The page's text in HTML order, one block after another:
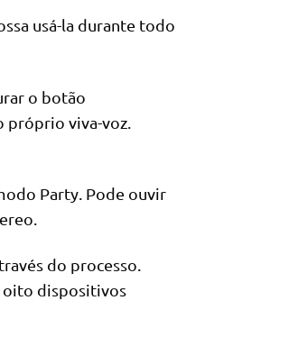
usá-la durante todo
o botão
próprio viva-voz.
Party. Pode ouvir
do processo.
oito dispositivos